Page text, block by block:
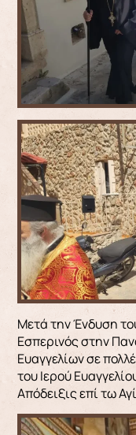
Μετά την Ένδυση
Εσπερινός στην
Ευαγγελίων σε
του Ιερού
Απόδειξις επί τω